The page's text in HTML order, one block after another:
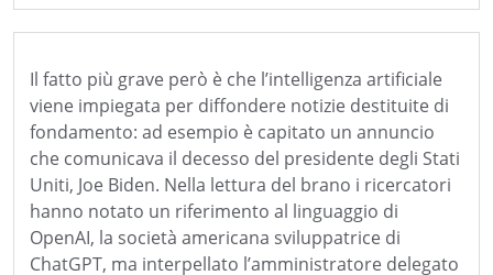
Il fatto più grave però è che l’intelligenza artificiale
viene impiegata per diffondere notizie destituite di
fondamento: ad esempio è capitato un annuncio
che comunicava il decesso del presidente degli Stati
Uniti, Joe Biden. Nella lettura del brano i ricercatori
hanno notato un riferimento al linguaggio di
OpenAI, la società americana sviluppatrice di
ChatGPT, ma interpellato l’amministratore delegato